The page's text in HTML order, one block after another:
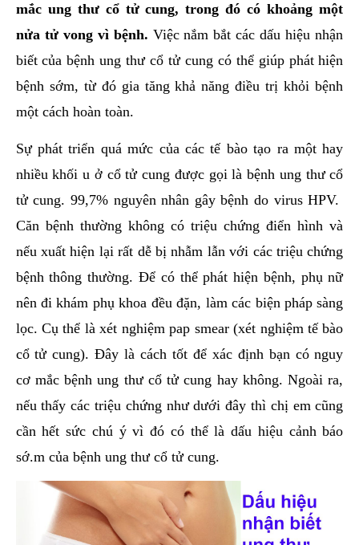
mắc ung thư cổ tử cung, trong đó có khoảng một
nửa tử vong vì bệnh. Việc nắm bắt các dấu hiệu nhận
biết của bệnh ung thư cổ tử cung có thể giúp phát hiện
bệnh sớm, từ đó gia tăng khả năng điều trị khỏi bệnh
một cách hoàn toàn.
Sự phát triển quá mức của các tế bào tạo ra một hay
nhiều khối u ở cổ tử cung được gọi là bệnh ung thư cổ
tử cung. 99,7% nguyên nhân gây bệnh do virus HPV.
Căn bệnh thường không có triệu chứng điển hình và
nếu xuất hiện lại rất dễ bị nhẫm lẫn với các triệu chứng
bệnh thông thường. Để có thể phát hiện bệnh, phụ nữ
nên đi khám phụ khoa đều đặn, làm các biện pháp sàng
lọc. Cụ thể là xét nghiệm pap smear (xét nghiệm tế bào
cổ tử cung). Đây là cách tốt để xác định bạn có nguy
cơ mắc bệnh ung thư cổ tử cung hay không. Ngoài ra,
nếu thấy các triệu chứng như dưới đây thì chị em cũng
cần hết sức chú ý vì đó có thể là dấu hiệu cảnh báo
sớ.m của bệnh ung thư cổ tử cung.